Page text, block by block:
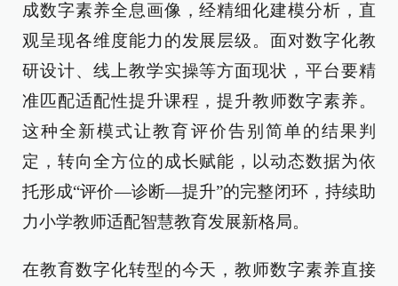
成数字素养全息画像，经精细化建模分析，直
观呈现各维度能力的发展层级。面对数字化教
研设计、线上教学实操等方面现状，平台要精
准匹配适配性提升课程，提升教师数字素养。
这种全新模式让教育评价告别简单的结果判
定，转向全方位的成长赋能，以动态数据为依
托形成“评价—诊断—提升”的完整闭环，持续助
力小学教师适配智慧教育发展新格局。
在教育数字化转型的今天，教师数字素养直接